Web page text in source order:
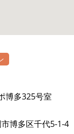
博多325号室
博多区千代5-1-4